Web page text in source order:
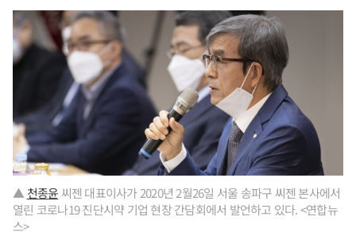
▲천종윤 씨젠 대표이사가 2020년 2월26일 서울 송파구 씨젠 본사에서
열린 코로나19 진단시약 기업 현장 간담회에서 발언하고 있다. <연합뉴
스>